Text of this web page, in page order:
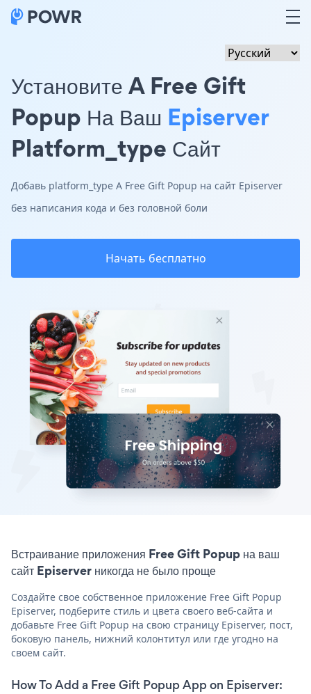
Установите A Free Gift
Popup На Ваш Episerver
Platform_type Сайт
Добавь platform_type A Free Gift Popup на сайт Episerver
без написания кода и без головной боли
Начать бесплатно
Встраивание приложения Free Gift Popup на ваш
сайт Episerver никогда не было проще
Создайте свое собственное приложение Free Gift Popup
Episerver, подберите стиль и цвета своего веб-сайта и
добавьте Free Gift Popup на свою страницу Episerver, пост,
боковую панель, нижний колонтитул или где угодно на
своем сайт.
How To Add a Free Gift Popup App on Episerver: